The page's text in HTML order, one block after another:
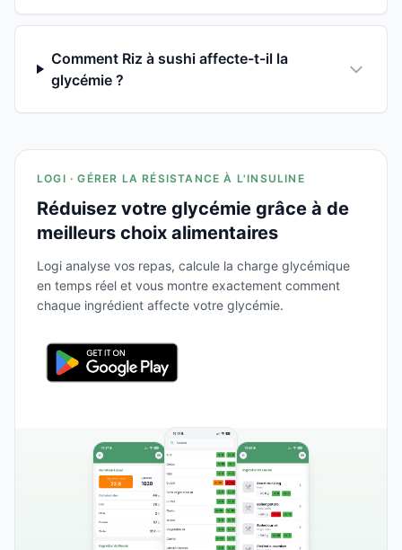
Comment Riz à sushi affecte-t-il la
glycémie ?
LOGI · GÉRER LA RÉSISTANCE À L'INSULINE
Réduisez votre glycémie grâce à de
meilleurs choix alimentaires
Logi analyse vos repas, calcule la charge glycémique
en temps réel et vous montre exactement comment
chaque ingrédient affecte votre glycémie.